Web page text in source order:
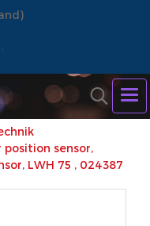
position sensor,
LWH 75 , 024387